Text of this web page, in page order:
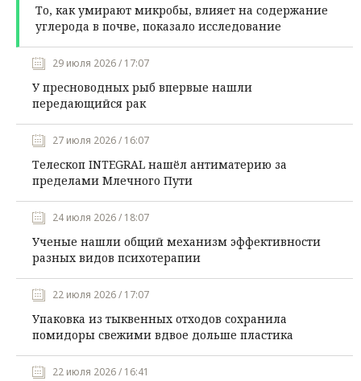
То, как умирают микробы, влияет на содержание
углерода в почве, показало исследование
29 июля 2026 / 17:07
У пресноводных рыб впервые нашли
передающийся рак
27 июля 2026 / 16:07
Телескоп INTEGRAL нашёл антиматерию за
пределами Млечного Пути
24 июля 2026 / 18:07
Ученые нашли общий механизм эффективности
разных видов психотерапии
22 июля 2026 / 17:07
Упаковка из тыквенных отходов сохранила
помидоры свежими вдвое дольше пластика
22 июля 2026 / 16:41